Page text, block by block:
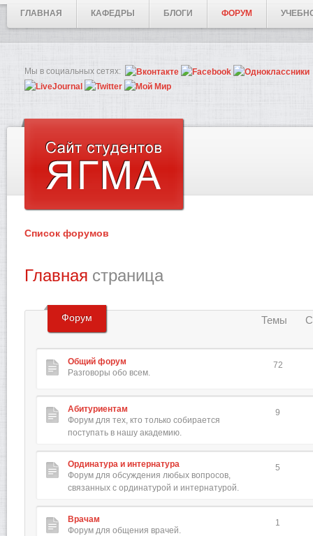
ГЛАВНАЯ КАФЕДРЫ БЛОГИ ФОРУМ
Мы в социальных сетях:
Список форумов
Главная страница
Форум Темы
Общий форум
Разговоры обо всем.
72
Абитуриентам
Форум для тех, кто только собирается
поступать в нашу академию.
9
Ординатура и интернатура
Форум для обсуждения любых вопросов,
связанных с ординатурой и интернатурой.
5
Врачам
Форум для общения врачей.
1